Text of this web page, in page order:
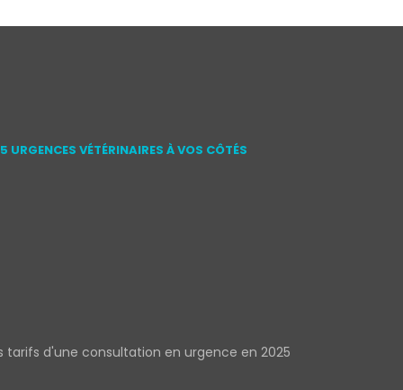
URGENCES VÉTÉRINAIRES À VOS CÔTÉS
tarifs d'une consultation en urgence en 2025